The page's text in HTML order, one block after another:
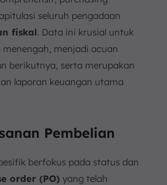
seluruh pengadaan
fiskal. Data ini krusial untuk
menjadi acuan
berikutnya, serta merupakan
laporan keuangan utama
Pembelian
berfokus pada status dan
order (PO) yang telah